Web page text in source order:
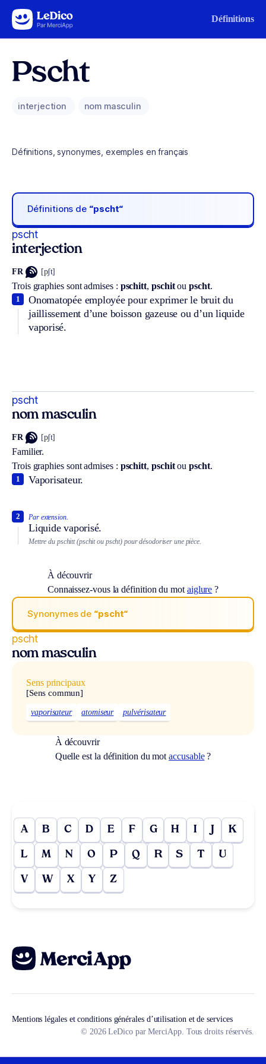
Aller au contenu Définitions
Pscht
interjection nom masculin
Définitions, synonymes, exemples en français
Définitions de “pscht“
pscht
interjection
FR [pʃt]
Trois graphies sont admises : pschitt, pschitoupscht.
Onomatopée employée pour exprimer le bruit du
jaillissement d’une boisson gazeuse ou d’un liquide
vaporisé.
1
pscht
nom masculin
FR [pʃt]
Familier.
Trois graphies sont admises : pschitt, pschitoupscht.
Vaporisateur.
1
Par extension.
Liquide vaporisé.
2
Mettre du pschitt (pschit ou pscht) pour désodoriser une pièce.
À découvrir
Connaissez-vous la définition du mot aiglure ?
Synonymes de “pscht“
pscht
nom masculin
Sens principaux
[Sens commun]
vaporisateur atomiseur pulvérisateur
À découvrir
Quelle est la définition du motaccusable?
A B C D E F G H I J K
L M N O P Q R S T U
V W X Y Z
Mentions légales et conditions générales d’utilisation et de services
© 2026 LeDico par MerciApp. Tous droits réservés.